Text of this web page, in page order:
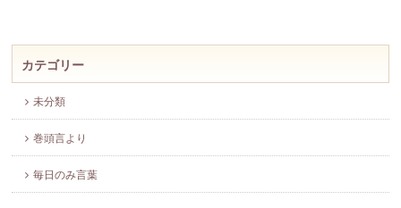
カテゴリー
未分類
巻頭言より
毎日のみ言葉